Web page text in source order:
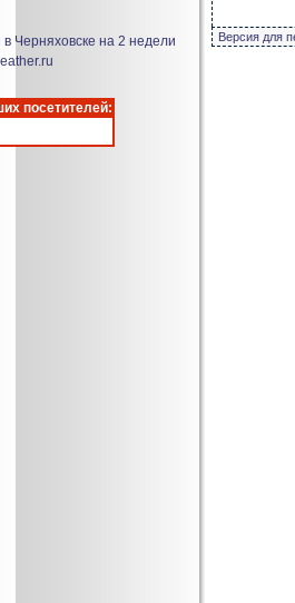
Черняховске на 2 недели
посетителей:
Версия для